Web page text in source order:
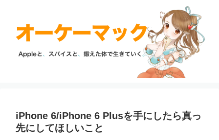
iPhone 6/iPhone 6 Plusを手にしたら真っ
先にしてほしいこと